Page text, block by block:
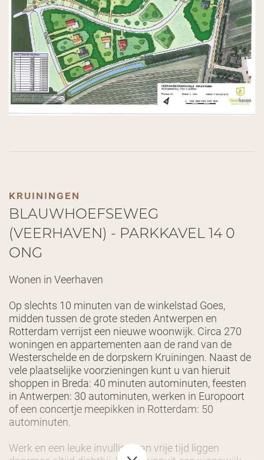
kruiningen
BLAUWHOEFSEWEG
(VEERHAVEN) - PARKKAVEL 14 0
ONG
Wonen in Veerhaven
Op slechts 10 minuten van de winkelstad Goes,
midden tussen de grote steden Antwerpen en
Rotterdam verrijst een nieuwe woonwijk. Circa 270
woningen en appartementen aan de rand van de
Westerschelde en de dorpskern Kruiningen. Naast de
vele plaatselijke voorzieningen kunt u van hieruit
shoppen in Breda: 40 minuten autominuten, feesten
in Antwerpen: 30 autominuten, werken in Europoort
of een concertje meepikken in Rotterdam: 50
autominuten.
Werk en een leuke invulling van vrije tijd liggen